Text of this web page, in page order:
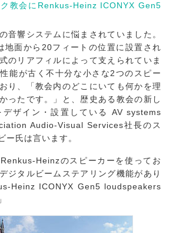
教会にRenkus-Heinz ICONYX Gen5
音響システムに悩まされていました。
地面から20フィートの位置に設置され
のリアフィルによって支えられていま
能が古く不十分な小さな2つのスピー
り、「教会内のどこにいても何かを理
ったです。」と、歴史ある教会の新し
デザイン・設置している AV systems
Audio-Visual Services社長のス
ー氏は言います。
Renkus-Heinzのスピーカーを使ってお
ジタルビームステアリング機能があり
Heinz ICONYX Gen5 loudspeakers